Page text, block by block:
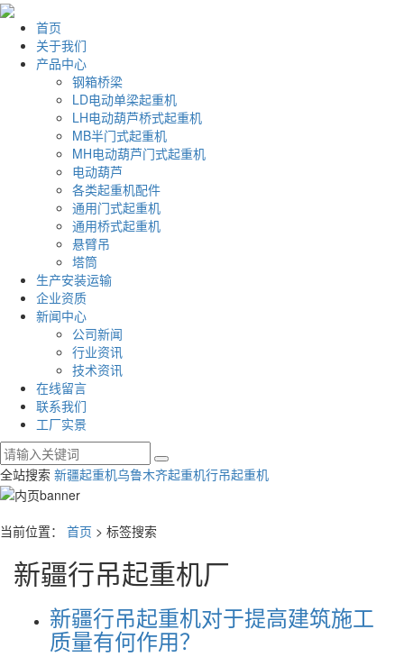
首页
关于我们
产品中心
钢箱桥梁
LD电动单梁起重机
LH电动葫芦桥式起重机
MB半门式起重机
MH电动葫芦门式起重机
电动葫芦
各类起重机配件
通用门式起重机
通用桥式起重机
悬臂吊
塔筒
生产安装运输
企业资质
新闻中心
公司新闻
行业资讯
技术资讯
在线留言
联系我们
工厂实景
全站搜索 新疆起重机乌鲁木齐起重机行吊起重机
当前位置： 首页 > 标签搜索
新疆行吊起重机厂
新疆行吊起重机对于提高建筑施工
质量有何作用？